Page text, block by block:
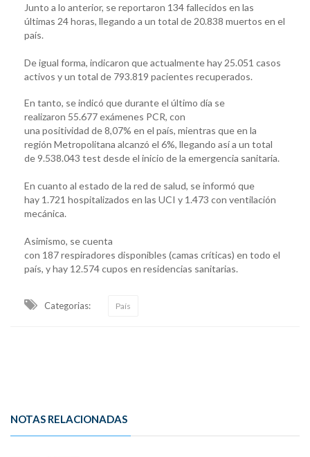
Junto a lo anterior, se reportaron 134 fallecidos en las
últimas 24 horas, llegando a un total de 20.838 muertos en el
país.
De igual forma, indicaron que actualmente hay 25.051 casos
activos y un total de 793.819 pacientes recuperados.
En tanto, se indicó que durante el último día se
realizaron 55.677 exámenes PCR, con
una positividad de 8,07% en el país, mientras que en la
región Metropolitana alcanzó el 6%, llegando así a un total
de 9.538.043 test desde el inicio de la emergencia sanitaria.
En cuanto al estado de la red de salud, se informó que
hay 1.721 hospitalizados en las UCI y 1.473 con ventilación
mecánica.
Asimismo, se cuenta
con 187 respiradores disponibles (camas críticas) en todo el
país, y hay 12.574 cupos en residencias sanitarias.
Categorias: País
NOTAS RELACIONADAS